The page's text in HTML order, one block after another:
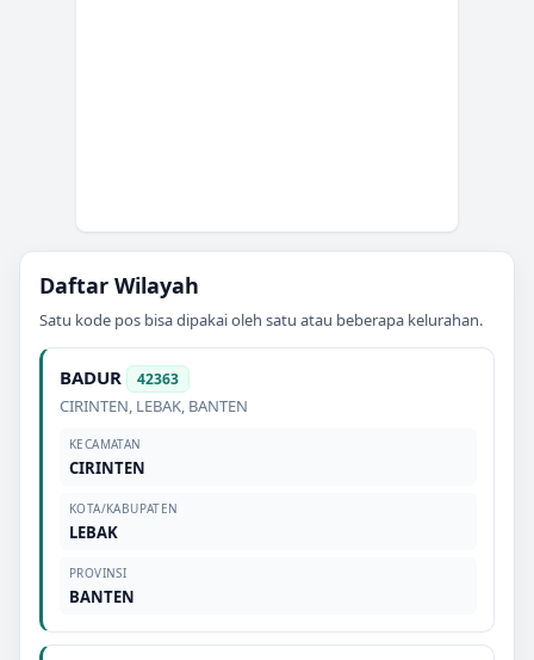
Daftar Wilayah
Satu kode pos bisa dipakai oleh satu atau beberapa kelurahan.
BADUR 42363
CIRINTEN, LEBAK, BANTEN
KECAMATAN
CIRINTEN
KOTA/KABUPATEN
LEBAK
PROVINSI
BANTEN